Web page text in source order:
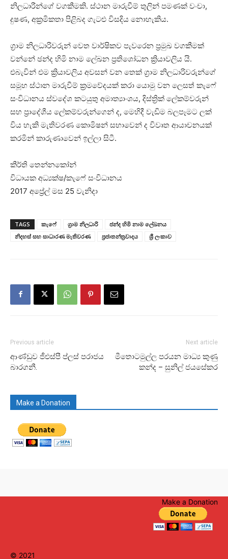
නිලධාරීන්ගේ වගකීමකි. ස්ථාන මාරුවීම් තුලින් පමණක් වංචා,
දුෂණ, අක්‍රමිකතා පිළිබද ගැටළු විසදිය නොහැකිය.
ග්‍රාම නිලධාරිවරුන් වෙත වාර්ෂිකව පැවරෙන ප්‍රමුඛ වගකීමක්
වන්නේ ඡන්ද හිමි නාම ලේඛන ප්‍රතිශෝධන ක්‍රියාවලිය යි.
එබැවින් එම ක්‍රියාවලිය අවසන් වන තෙක් ග්‍රාම නිලධාරිවරුන්ගේ
සමූහ ස්ථාන මාරුවීම් ක්‍රමවේදයක් කරා යොමු වන ලෙසත් කැෆේ
සංවිධානය ස්වදේශ කටයුතු අමාත්‍යාංශය, දිස්ත්‍රික් ලේකම්වරුන්
සහ ප්‍රාදේශීය ලේකම්වරුන්ගෙන් ද, මෙහිදී වැඩිම බලපෑමට ලක්
විය හැකි මැතිවරණ කොමිෂන් සභාවෙන් ද විවෘත ආයාචනයක්
කරමින් කාරුණාවෙන් ඉල්ලා සිටී.
කීර්ති තෙන්නකෝන්
විධායක අධ්‍යක්ෂ/කැෆේ සංවිධානය
2017 අ‌ප්‍රේල් මස 25 වැනිදා
TAGS කැෆේ ග්‍රාම නිලධාරි
ජන්ද හිමි නාම ලේඛනය
නිදහස් සහ සාධාරණ මැතිවරණ
ප්‍රජාතන්ත්‍රවාදය ශ්‍රී ලංකාව
Previous article
ආණ්ඩුව ජීඑස්පී ප්ලස් පරාජය
බාරගනී.
Next article
මීතොටමුල්ල පරයන මාධ්‍ය කුණු
කන්ද – සුනිල් ජයසේකර
Make a Donation
Make a Donation
© 2021